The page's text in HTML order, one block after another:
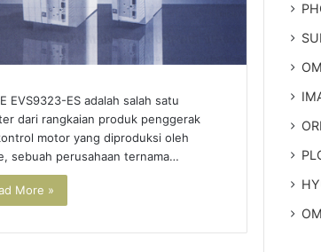
EVS9323-ES adalah salah satu
dari rangkaian produk penggerak
motor yang diproduksi oleh
sebuah perusahaan ternama…
More »